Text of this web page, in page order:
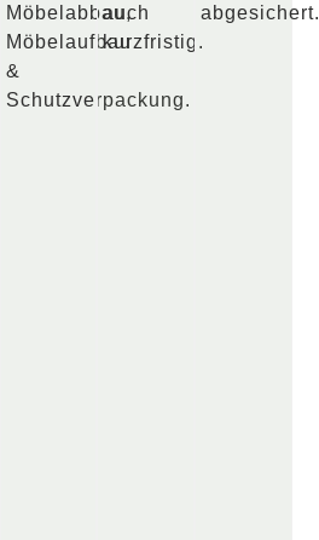
Möbelabbau,
Möbelaufbau
&
Schutzverpackung.
auch
kurzfristig.
abgesichert.